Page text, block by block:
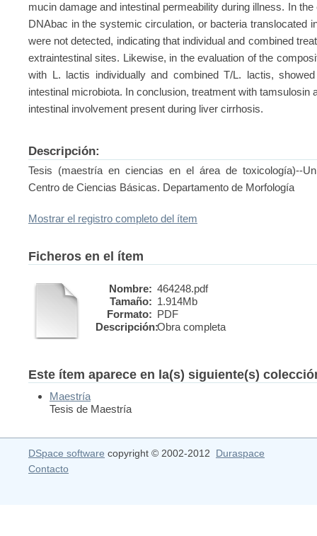
mucin damage and intestinal permeability during illness. In
DNAbac in the systemic circulation, or bacteria translocated
were not detected, indicating that individual and combined
extraintestinal sites. Likewise, in the evaluation of the
with L. lactis individually and combined T/L. lactis,
intestinal microbiota. In conclusion, treatment with tamsulosin
intestinal involvement present during liver cirrhosis.
Descripción:
Tesis (maestría en ciencias en el área de toxicología)--
Centro de Ciencias Básicas. Departamento de Morfología
Mostrar el registro completo del ítem
Ficheros en el ítem
Nombre: 464248.pdf
Tamaño: 1.914Mb
Formato: PDF
Descripción:Obra completa
Este ítem aparece en la(s) siguiente(s)
Maestría
Tesis de Maestría
DSpace software copyright © 2002-2012 Duraspace
Contacto